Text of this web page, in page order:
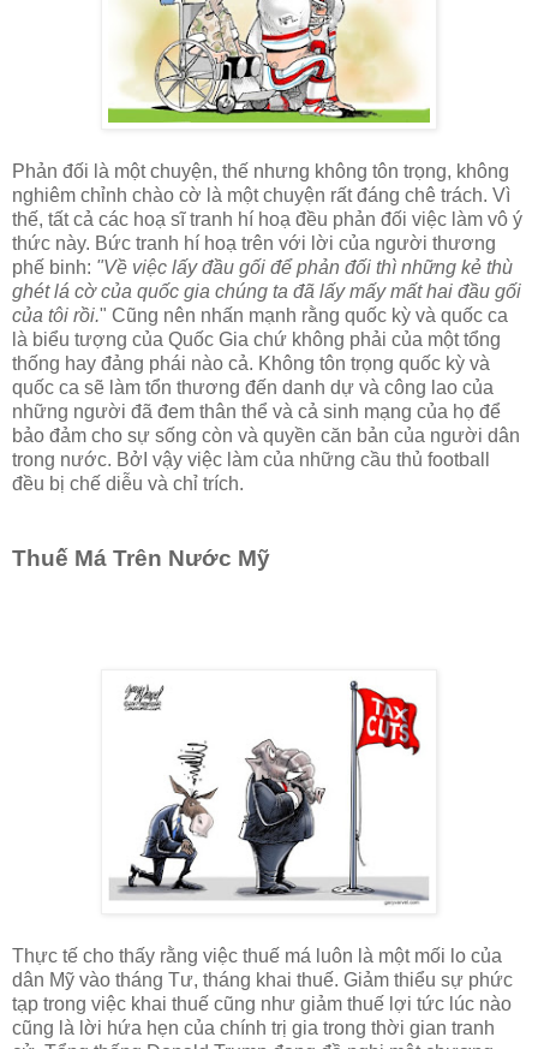
Phản đối là một chuyện, thế nhưng không tôn trọng, không
nghiêm chỉnh chào cờ là một chuyện rất đáng chê trách. Vì
thế, tất cả các hoạ sĩ tranh hí hoạ đều phản đối việc làm vô ý
thức này. Bức tranh hí hoạ trên với lời của người thương
phế binh: "Về việc lấy đầu gối để phản đối thì những kẻ thù
ghét lá cờ của quốc gia chúng ta đã lấy mấy mất hai đầu gối
của tôi rồi." Cũng nên nhấn mạnh rằng quốc kỳ và quốc ca
là biểu tượng của Quốc Gia chứ không phải của một tổng
thống hay đảng phái nào cả. Không tôn trọng quốc kỳ và
quốc ca sẽ làm tổn thương đến danh dự và công lao của
những người đã đem thân thể và cả sinh mạng của họ để
bảo đảm cho sự sống còn và quyền căn bản của người dân
trong nước. BởI vậy việc làm của những cầu thủ football
đều bị chế diễu và chỉ trích.
Thuế Má Trên Nước Mỹ
Thực tế cho thấy rằng việc thuế má luôn là một mối lo của
dân Mỹ vào tháng Tư, tháng khai thuế. Giảm thiểu sự phức
tạp trong việc khai thuế cũng như giảm thuế lợi tức lúc nào
cũng là lời hứa hẹn của chính trị gia trong thời gian tranh